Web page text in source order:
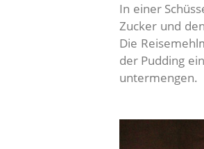
In einer
Zucker und
Die
der Pudding
untermengen.